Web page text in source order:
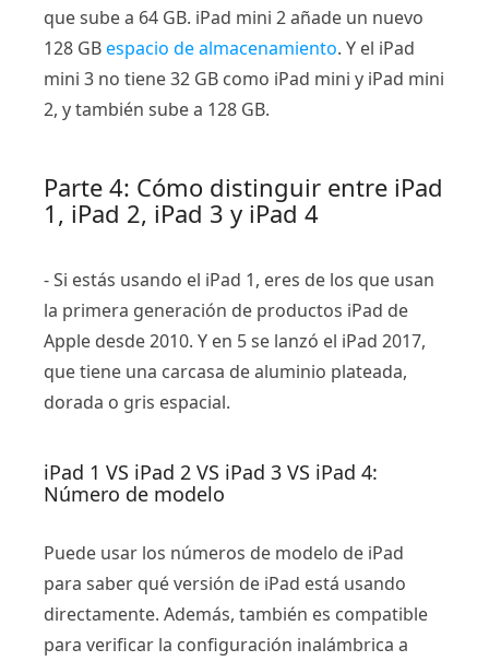
que sube a 64 GB. iPad mini 2 añade un nuevo
128 GBespacio de almacenamiento. Y el iPad
mini 3 no tiene 32 GB como iPad mini y iPad mini
2, y también sube a 128 GB.
Parte 4: Cómo distinguir entre iPad
1, iPad 2, iPad 3 y iPad 4
- Si estás usando el iPad 1, eres de los que usan
la primera generación de productos iPad de
Apple desde 2010. Y en 5 se lanzó el iPad 2017,
que tiene una carcasa de aluminio plateada,
dorada o gris espacial.
iPad 1 VS iPad 2 VS iPad 3 VS iPad 4:
Número de modelo
Puede usar los números de modelo de iPad
para saber qué versión de iPad está usando
directamente. Además, también es compatible
para verificar la configuración inalámbrica a